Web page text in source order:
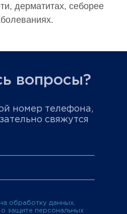
дерматитах, себорее
вопросы?
номер телефона,
свяжутся
обработку данных
защите персональных